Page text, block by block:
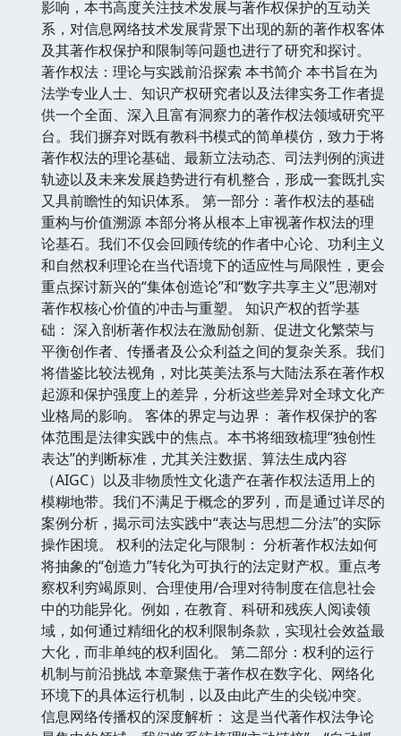
影响，本书高度关注技术发展与著作权保护的互动关
系，对信息网络技术发展背景下出现的新的著作权客体
及其著作权保护和限制等问题也进行了研究和探讨。
著作权法：理论与实践前沿探索 本书简介 本书旨在为
法学专业人士、知识产权研究者以及法律实务工作者提
供一个全面、深入且富有洞察力的著作权法领域研究平
台。我们摒弃对既有教科书模式的简单模仿，致力于将
著作权法的理论基础、最新立法动态、司法判例的演进
轨迹以及未来发展趋势进行有机整合，形成一套既扎实
又具前瞻性的知识体系。 第一部分：著作权法的基础
重构与价值溯源 本部分将从根本上审视著作权法的理
论基石。我们不仅会回顾传统的作者中心论、功利主义
和自然权利理论在当代语境下的适应性与局限性，更会
重点探讨新兴的“集体创造论”和“数字共享主义”思潮对
著作权核心价值的冲击与重塑。 知识产权的哲学基
础： 深入剖析著作权法在激励创新、促进文化繁荣与
平衡创作者、传播者及公众利益之间的复杂关系。我们
将借鉴比较法视角，对比英美法系与大陆法系在著作权
起源和保护强度上的差异，分析这些差异对全球文化产
业格局的影响。 客体的界定与边界： 著作权保护的客
体范围是法律实践中的焦点。本书将细致梳理“独创性
表达”的判断标准，尤其关注数据、算法生成内容
（AIGC）以及非物质性文化遗产在著作权法适用上的
模糊地带。我们不满足于概念的罗列，而是通过详尽的
案例分析，揭示司法实践中“表达与思想二分法”的实际
操作困境。 权利的法定化与限制： 分析著作权法如何
将抽象的“创造力”转化为可执行的法定财产权。重点考
察权利穷竭原则、合理使用/合理对待制度在信息社会
中的功能异化。例如，在教育、科研和残疾人阅读领
域，如何通过精细化的权利限制条款，实现社会效益最
大化，而非单纯的权利固化。 第二部分：权利的运行
机制与前沿挑战 本章聚焦于著作权在数字化、网络化
环境下的具体运行机制，以及由此产生的尖锐冲突。
信息网络传播权的深度解析： 这是当代著作权法争论